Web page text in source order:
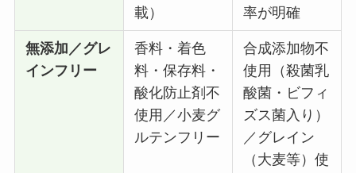
載）
率が明確
無添加／グレ
インフリー
香料・着色
料・保存料・
酸化防止剤不
使用／小麦グ
ルテンフリー
合成添加物不
使用（殺菌乳
酸菌・ビフィ
ズス菌入り）
／グレイン
（大麦等）使